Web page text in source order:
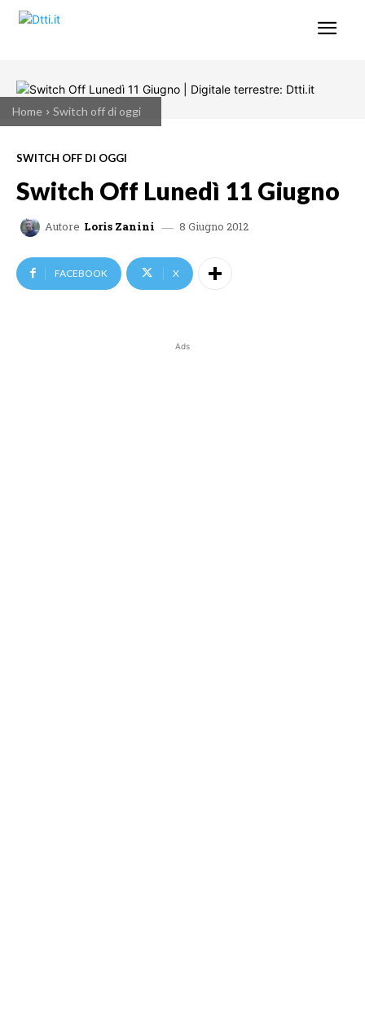
Home Switch off di oggi
SWITCH OFF DI OGGI
Switch Off Lunedì 11 Giugno
Autore Loris Zanini 8 Giugno 2012
FACEBOOK X
Ads